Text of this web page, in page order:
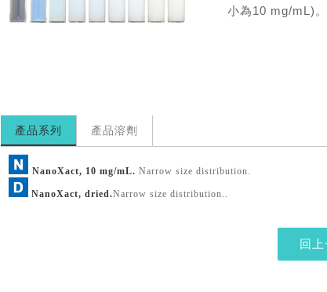
小為10 mg/mL)。
產品系列 產品溶劑
NanoXact, 10 mg/mL. Narrow size distribution.
NanoXact, dried.Narrow size distribution..